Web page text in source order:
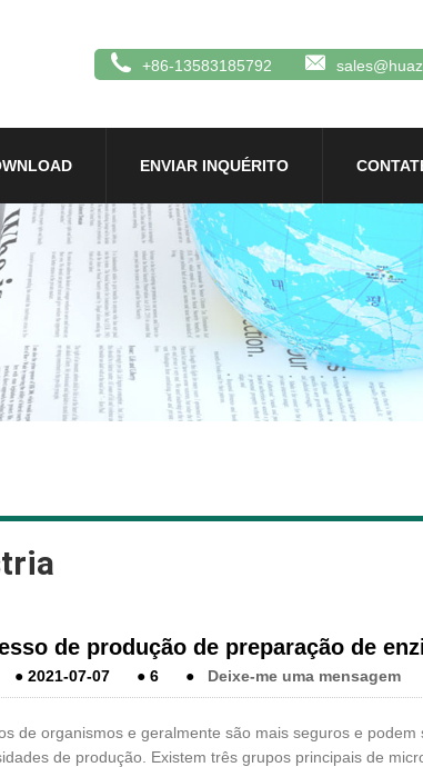
+86-13583185792
ENVIAR INQUÉRITO
de produção de preparação de
● 2021-07-07 ● 6 ● Deixe-me uma mensagem
de organismos e geralmente são mais seguros e
de produção. Existem três grupos principais de